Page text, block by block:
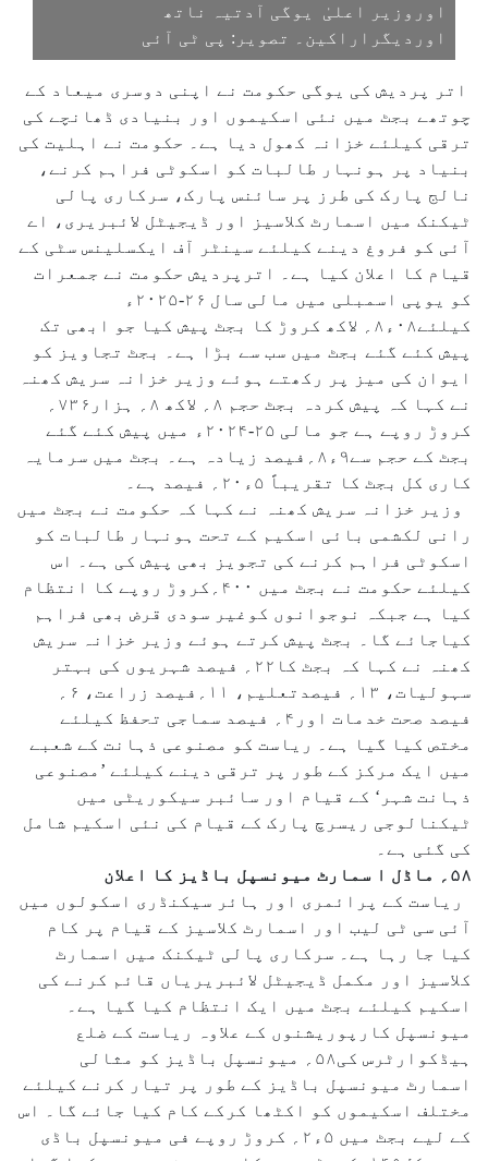
اوروزیر اعلیٰ یوگی آدتیہ ناتھ
اوردیگراراکین۔ تصویر: پی ٹی آئی
اتر پردیش کی یوگی حکومت نے اپنی دوسری میعاد کے
چوتھے بجٹ میں نئی ​​اسکیموں اور بنیادی ڈھانچے کی
ترقی کیلئے خزانہ کھول دیا ہے۔ حکومت نے اہلیت کی
بنیاد پر ہونہار طالبات کو اسکوٹی فراہم کرنے،
نالج پارک کی طرز پر سائنس پارک، سرکاری پالی
ٹیکنک میں اسمارٹ کلاسیز اور ڈیجیٹل لائبریری، اے
آئی کو فروغ دینے کیلئے سینٹر آف ایکسلینس سٹی کے
قیام کا اعلان کیا ہے۔ اترپردیش حکومت نے جمعرات
کو یوپی اسمبلی میں مالی سال ۲۶-۲۰۲۵ء
کیلئے۰۸ء۸؍ لاکھ کروڑ کا بجٹ پیش کیا جو ابھی تک
پیش کئے گئے بجٹ میں سب سے بڑا ہے۔ بجٹ تجاویز کو
ایوان کی میز پر رکھتے ہوئے وزیر خزانہ سریش کھنہ
کروڑ روپے ہے جو مالی ۲۵-۲۰۲۴ء میں پیش کئے گئے
بجٹ کے حجم سے۹ء۸؍فیصد زیادہ ہے۔ بجٹ میں سرمایہ
کاری کل بجٹ کا تقریباً ۵ء۲۰؍ فیصد ہے۔
وزیر خزانہ سریش کھنہ نے کہا کہ حکومت نے بجٹ میں
رانی لکشمی بائی اسکیم کے تحت ہونہار طالبات کو
اسکوٹی فراہم کرنے کی تجویز بھی پیش کی ہے۔ اس
کیلئے حکومت نے بجٹ میں ۴۰۰؍کروڑ روپے کا انتظام
کیا ہے جبکہ نوجوانوں کوغیر سودی قرض بھی فراہم
کیاجائے گا۔ بجٹ پیش کرتے ہوئے وزیر خزانہ سریش
کھنہ نے کہا کہ بجٹ کا۲۲؍ فیصد شہریوں کی بہتر
فیصد صحت خدمات اور۴؍ فیصد سماجی تحفظ کیلئے
مختص کیا گیا ہے۔ ریاست کو مصنوعی ذہانت کے شعبے
میں ایک مرکز کے طور پر ترقی دینے کیلئے ’مصنوعی
ذہانت شہر‘ کے قیام اور سائبر سیکوریٹی میں
ٹیکنالوجی ریسرچ پارک کے قیام کی نئی اسکیم شامل
کی گئی ہے۔
۵۸؍ ماڈل ا سمارٹ میونسپل باڈیز کا اعلان
ریاست کے پرائمری اور ہائر سیکنڈری اسکولوں میں
آئی سی ٹی لیب اور اسمارٹ کلاسیز کے قیام پر کام
کیا جا رہا ہے۔ سرکاری پالی ٹیکنک میں اسمارٹ
کلاسیز اور مکمل ڈیجیٹل لائبریریاں قائم کرنے کی
اسکیم کیلئے بجٹ میں ایک انتظام کیا گیا ہے۔
میونسپل کارپوریشنوں کے علاوہ ریاست کے ضلع
ہیڈکوارٹرس کی۵۸؍ میونسپل باڈیز کو مثالی
اسمارٹ میونسپل باڈیز کے طور پر تیار کرنے کیلئے
مختلف اسکیموں کو اکٹھا کرکے کام کیا جائے گا۔ اس
کے لیے بجٹ میں ۵ء۲؍ کروڑ روپے فی میونسپل باڈی